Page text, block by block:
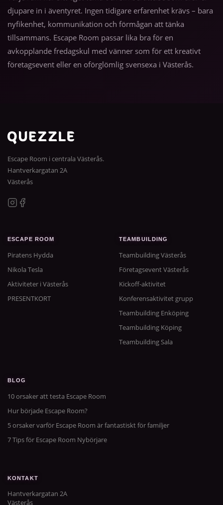
djupare in i äventyret. Ingen tidigare erfarenhet krävs – bara
nyfikenhet, kommunikation och förmågan att tänka
tillsammans. Escape Room passar lika bra för en
avkopplande fredagskul med vänner som för ett kreativt
företagsevent eller en oförglömlig svensexa i Västerås.
Escape Room i centrala Västerås.
Hantverkargatan 2A
Västerås
ESCAPE ROOM
Piratens Hydda
Nikola Tesla
Aktiviteter i Västerås
PRESENTKORT
TEAMBUILDING
Teambuilding Västerås
Företagsevent Västerås
Kickoff-aktivitet
Konferensaktivitet grupp
Teambuilding Enköping
Teambuilding Köping
Teambuilding Sala
BLOG
10 orsaker att testa Escape Room
Hur började Escape Room?
5 orsaker varför Escape Room är fantastiskt för familjer
7 Tips för Escape Room Nybörjare
KONTAKT
Hantverkargatan 2A
Västerås